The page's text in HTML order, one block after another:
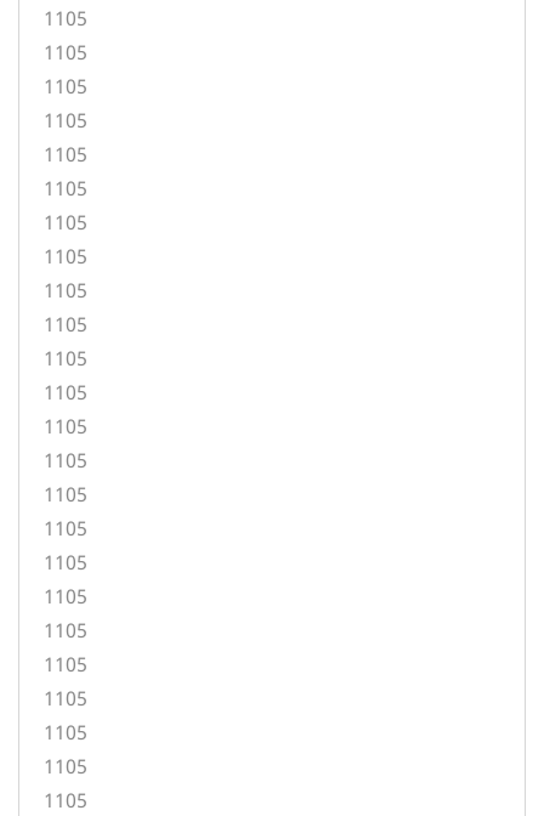
1105
1105
1105
1105
1105
1105
1105
1105
1105
1105
1105
1105
1105
1105
1105
1105
1105
1105
1105
1105
1105
1105
1105
1105